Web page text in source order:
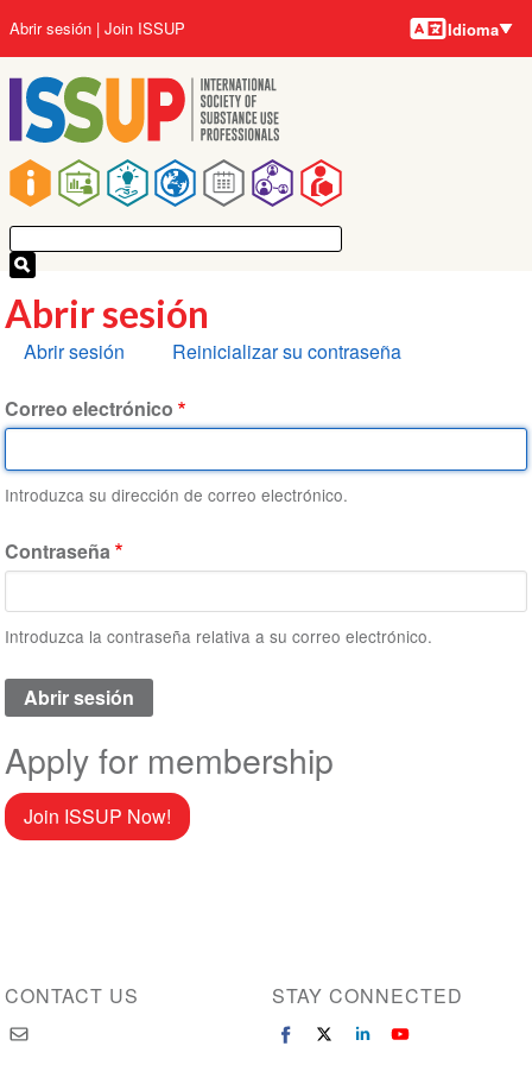
al
contenido
principal
Main
navigation
User
account
menu
Abrir sesión Join ISSUP Idiomas
Idioma
Abrir sesión
Solapas
Abrir sesión Reinicializar su contraseña
Correo electrónico
Introduzca su dirección de correo electrónico.
Contraseña
Introduzca la contraseña relativa a su correo electrónico.
Apply for membership
Join ISSUP Now!
CONTACT US STAY CONNECTED